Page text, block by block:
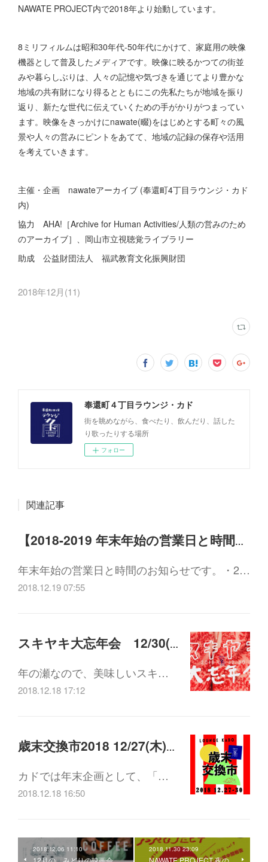
NAWATE PROJECT内で2018年より始動しています。
8ミリフィルムは昭和30年代-50年代にかけて、家庭用の映像
機器として普及したメディアです。映像に映るかつての街並
みや暮らしぶりは、人々の記憶や気づきを通じてより豊かな
地域の共有財になり得るとともにこの先私たちが地域を振り
返り、新たな世代に伝えていくための手がかりがつまってい
ます。映像をきっかけにnawate(畷)をはじめとする町々の風
景や人々の営みにピントをあてて、地域の記録の保存や活用
を考えていきます。
主催・企画 nawateアーカイブ (奉還町4丁目ラウンジ・カド
内)
協力 AHA!［Archive for Human Activities/人類の営みのため
のアーカイブ］、岡山市立視聴覚ライブラリー
助成 公益財団法人 福武教育文化振興財団
2018年12月(11)
奉還町４丁目ラウンジ・カド
街を眺めながら、食べたり、飲んだり、話した
り歌ったりする場所
フォロー
関連記事
【2018-2019 年末年始の営業日と時間について】
年末年始の営業日と時間のお知らせです。・2…
2018.12.19 07:55
スキヤキ大忘年会 12/30(日) 18:00-21:00
年の瀬なので、美味しいスキ…
2018.12.18 17:12
歳末交換市2018 12/27(木)-12/30(日)
カドでは年末企画として、「…
2018.12.18 16:50
2018.12.06 11:10
12月の、みどりの映画会
2018.11.30 23:09
NAWATE PROJECT 夜の